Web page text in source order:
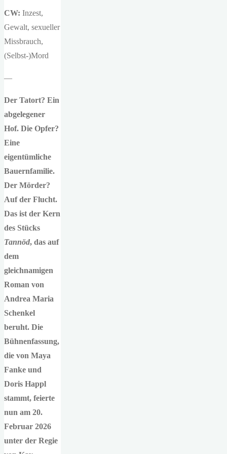
CW: Inzest,
Gewalt, sexueller
Missbrauch,
(Selbst-)Mord
—
Der Tatort? Ein
abgelegener
Hof. Die Opfer?
Eine
eigentümliche
Bauernfamilie.
Der Mörder?
Auf der Flucht.
Das ist der Kern
des Stücks
Tannöd, das auf
dem
gleichnamigen
Roman von
Andrea Maria
Schenkel
beruht. Die
Bühnenfassung,
die von Maya
Fanke und
Doris Happl
stammt, feierte
nun am 20.
Februar 2026
unter der Regie